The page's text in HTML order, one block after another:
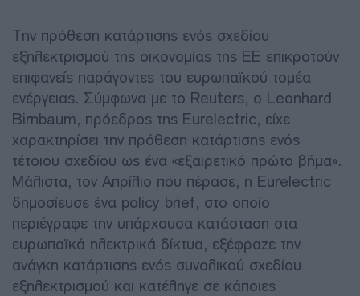
Την πρόθεση κατάρτισης ενός σχεδίου
εξηλεκτρισμού της οικονομίας της ΕΕ επικροτούν
επιφανείς παράγοντες του ευρωπαϊκού τομέα
ενέργειας. Σύμφωνα με το Reuters, ο Leonhard
Birnbaum, πρόεδρος της Eurelectric, είχε
χαρακτηρίσει την πρόθεση κατάρτισης ενός
τέτοιου σχεδίου ως ένα «εξαιρετικό πρώτο βήμα».
Μάλιστα, τον Απρίλιο που πέρασε, η Eurelectric
δημοσίευσε ένα policy brief, στο οποίο
περιέγραφε την υπάρχουσα κατάσταση στα
ευρωπαϊκά ηλεκτρικά δίκτυα, εξέφραζε την
ανάγκη κατάρτισης ενός συνολικού σχεδίου
εξηλεκτρισμού και κατέληγε σε κάποιες